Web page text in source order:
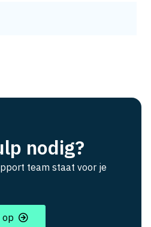
nodig?
team staat voor je
op